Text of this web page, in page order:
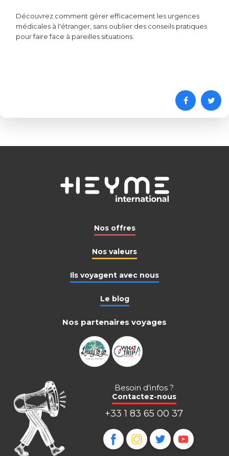
Découvrez comment gérer efficacement les urgences
médicales à l'étranger, sans oublier des conseils pratiques
pour faire face à pareilles situations.
Nos offres
Nos valeurs
Ils voyagent avec nous
Le blog
Nos partenaires voyages
Besoin d’infos ?
Contactez-nous
+33 1 83 65 00 37